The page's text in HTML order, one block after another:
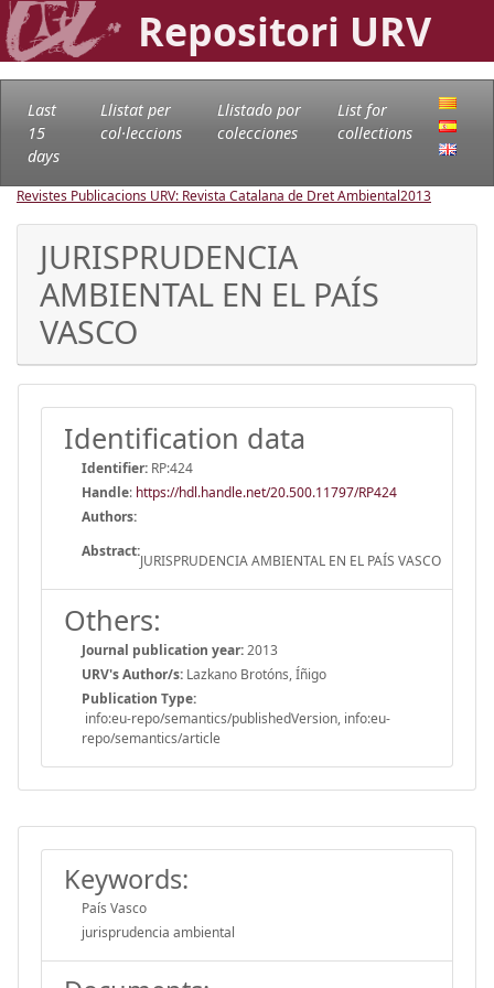
Repositori URV
Last
15
days
Llistat per
col·leccions
Llistado por
colecciones
List for
collections
Revistes Publicacions URV: Revista Catalana de Dret Ambiental2013
JURISPRUDENCIA
AMBIENTAL EN EL PAÍS
VASCO
Identification data
Identifier: RP:424
Handle: https://hdl.handle.net/20.500.11797/RP424
Authors:
Abstract:
JURISPRUDENCIA AMBIENTAL EN EL PAÍS VASCO
Others:
Journal publication year:2013
URV's Author/s: Lazkano Brotóns, Íñigo
Publication Type:
info:eu-repo/semantics/publishedVersion, info:eu-
repo/semantics/article
Keywords:
País Vasco
jurisprudencia ambiental